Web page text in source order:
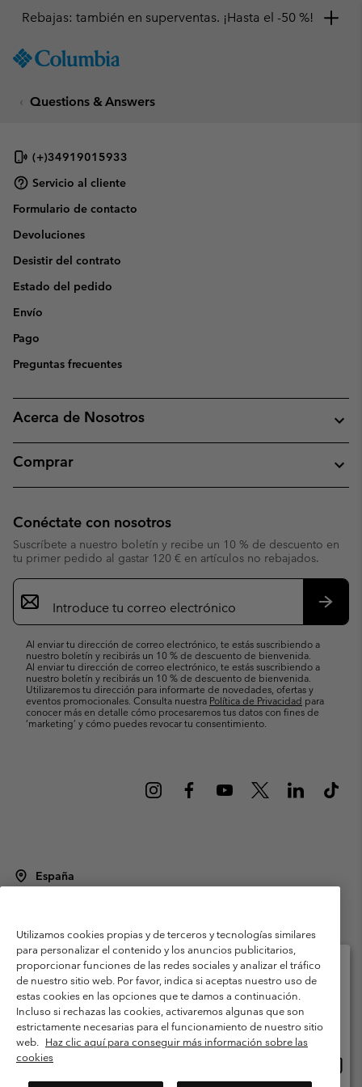
TO
SKIP
NAV
SKIP
SEARCH
Rebajas: también en superventas. ¡Hasta el -50 %!
Questions & Answers
(+)34919015933
Servicio al cliente
Formulario de contacto
Devoluciones
Desistir del contrato
Estado del pedido
Envío
Pago
Preguntas frecuentes
Acerca de Nosotros
Comprar
Conéctate con nosotros
Suscríbete a nuestro boletín y recibe un 10 % de descuento en
tu primer pedido al gastar 120 € en artículos no rebajados.
Suscripción
de
correo
Al enviar tu dirección de correo electrónico, te estás suscribiendo a
nuestro boletín y recibirás un 10 % de descuento de bienvenida.
Al enviar tu dirección de correo electrónico, te estás suscribiendo a
nuestro boletín y recibirás un 10 % de descuento de bienvenida.
Utilizaremos tu dirección para informarte de novedades, ofertas y
eventos promocionales. Consulta nuestra Política de Privacidad para
conocer más en detalle cómo procesaremos tus datos con fines de
’marketing’ y cómo puedes revocar tu consentimiento.
España
Condiciones de uso
Terminos de Venta
Garantía
Política de Privacidad
Términos y condiciones del programa de miembros
Términos De Uso Del Contenido Generado Por Los Usuarios
Impressum
Cookies Public CBCR
Utilizamos cookies propias y de terceros y tecnologías similares
para personalizar el contenido y los anuncios publicitarios,
proporcionar funciones de las redes sociales y analizar el tráfico
de nuestro sitio web. Por favor, indica si aceptas nuestro uso de
estas cookies en las opciones que te damos a continuación.
Incluso si rechazas las cookies, activaremos algunas que son
estrictamente necesarias para el funcionamiento de nuestro sitio
web. Haz clic aquí para conseguir más información sobre las
cookies
Selecciona tu país e idioma envío
Compras en línea disponibles